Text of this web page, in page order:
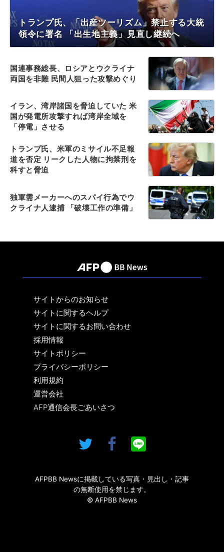
トランプ氏、「出産ツーリズム」禁止する大統
領令に署名 「出生地主義」見直し継続へ
国連事務総長、ロシアとウクライナ
両国を非難 民間人狙った攻撃めぐり
イラン、湾岸諸国を脅迫していた 米
国が発電所攻撃すれば湾岸全域を
「停電」させる
トランプ氏、米軍のミサイル不足報
道を否定 リークした人物に拘禁刑を
科すと脅迫
独軍需メーカーへのスパイ行為でウ
クライナ人逮捕 「破壊工作の準備」
サイトからのお知らせ
サイトに関するヘルプ
サイトに関するお問い合わせ
採用情報
サイトポリシー
プライバシーポリシー
利用規約
運営会社
AFP通信会長ごあいさつ
AFPBB Newsに掲載している写真・見出し・記事
の無断使用を禁じます。
© AFPBB News